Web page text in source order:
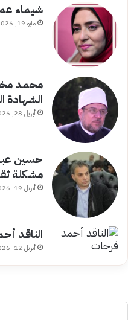
شيماء
مايو 19, 2026
محمد
الشهادة
أبريل 28, 2026
حسين
مشكلة
أبريل 19, 2026
الناقد
أبريل 12, 2026